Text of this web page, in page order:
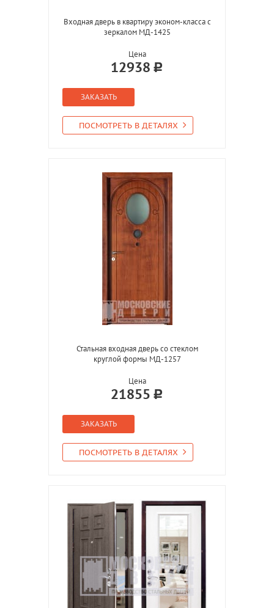
Входная дверь в квартиру эконом-класса с
зеркалом МД-1425
Цена
12938
ЗАКАЗАТЬ
ПОСМОТРЕТЬ В ДЕТАЛЯХ
Стальная входная дверь со стеклом
круглой формы МД-1257
Цена
21855
ЗАКАЗАТЬ
ПОСМОТРЕТЬ В ДЕТАЛЯХ